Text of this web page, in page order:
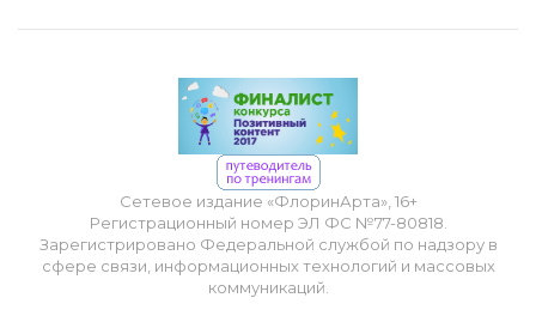
Сетевое издание «ФлоринАрта», 16+
Регистрационный номер ЭЛ ФС №77-80818.
Зарегистрировано Федеральной службой по надзору в
сфере связи, информационных технологий и массовых
коммуникаций.